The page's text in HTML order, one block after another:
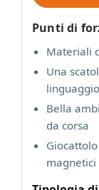
Punti di
Materiali
Una
Bella
da corsa